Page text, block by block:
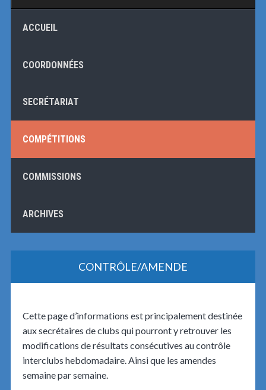
ACCUEIL
COORDONNÉES
SECRÉTARIAT
COMPÉTITIONS
COMMISSIONS
ARCHIVES
CONTRÔLE/AMENDE
Cette page d’informations est principalement destinée
aux secrétaires de clubs qui pourront y retrouver les
modifications de résultats consécutives au contrôle
interclubs hebdomadaire. Ainsi que les amendes
semaine par semaine.